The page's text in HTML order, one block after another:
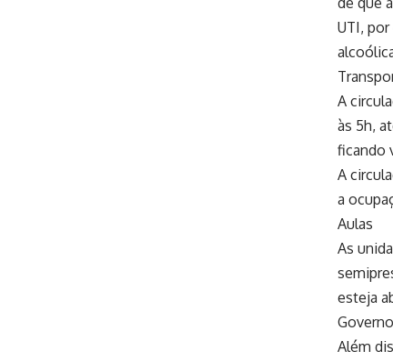
UTI,
A
às 5h,
ficando
A
a
Aulas
As
esteja
Além